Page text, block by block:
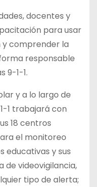
docentes y
para usar
comprender la
responsable
9-1-1.
y a lo largo de
1 trabajará con
18 centros
el monitoreo
educativas y sus
de videovigilancia,
tipo de alerta;